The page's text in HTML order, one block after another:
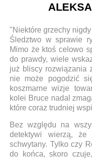
"Niektóre grzechy
Śledztwo w sprawie
Mimo że ktoś celowo
do prawdy, wiele
już bliscy rozwiązania
nie może pogodzić
koszmarne wizje
kolei Bruce nadal
które coraz trudniej
Bez względu na
detektywi wierzą, że
schwytany. Tylko czy
do końca, skoro